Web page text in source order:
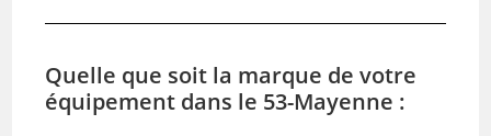
Quelle que soit la marque de votre
équipement dans le 53-Mayenne :